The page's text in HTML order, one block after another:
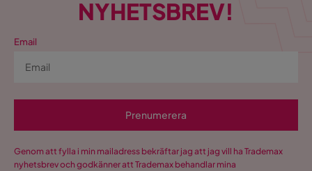
NYHETSBREV!
Email
Prenumerera
Genom att fylla i min mailadress bekräftar jag att jag vill ha Trademax
nyhetsbrev och godkänner att Trademax behandlar mina